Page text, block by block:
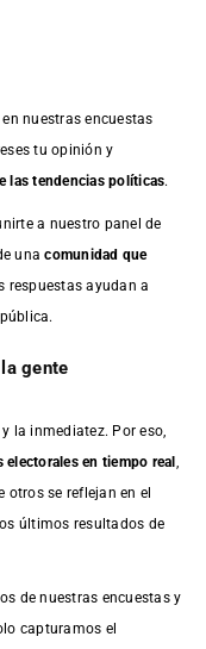
nuestras encuestas
tu opinión y
las tendencias políticas.
a nuestro panel de
unacomunidad que
respuestas ayudan a
gente
la inmediatez. Por eso,
electorales en tiempo real
otros se reflejan en el
últimos resultados de
de nuestras encuestasy
capturamos el